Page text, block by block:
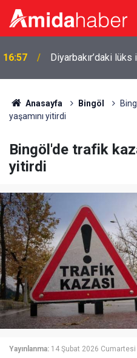
16:57 Diyarbakır’daki
Anasayfa Bingöl
yaşamını yitirdi
Bingöl'de trafik
yitirdi
Yayınlanma: 14 Şubat 2026 Cumartesi